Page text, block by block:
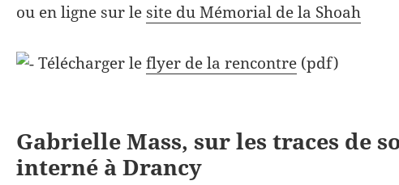
ou en ligne sur le site du Mémorial de la Shoah
Télécharger leflyer de la rencontre (pdf)
Gabrielle Mass, sur les traces de
interné à Drancy